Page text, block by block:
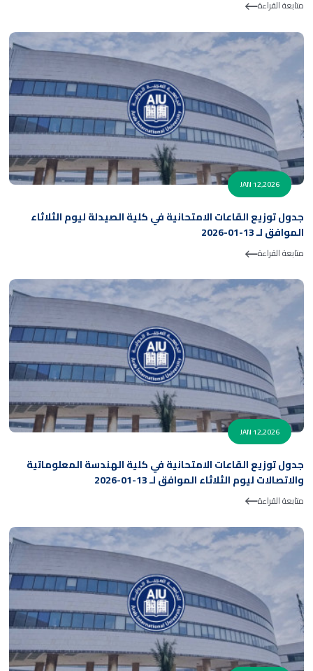
متابعة القراءة
JAN 12,2026
جدول توزيع القاعات الامتحانية في كلية الصيدلة ليوم الثلاثاء
الموافق لـ 13-01-2026
متابعة القراءة
JAN 12,2026
جدول توزيع القاعات الامتحانية في كلية الهندسة المعلوماتية
والاتصالات ليوم الثلاثاء الموافق لـ 13-01-2026
متابعة القراءة